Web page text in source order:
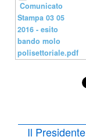
Comunicato
Stampa 03 05
2016 - esito
bando molo
polisettoriale.pdf
Il Presidente